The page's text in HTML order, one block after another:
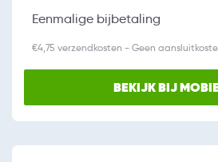
Eenmalige bijbetaling
€4,75 verzendkosten - Geen
BEKIJK BIJ